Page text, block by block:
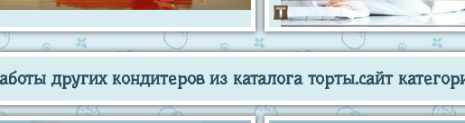
других кондитеров из каталога торты.сайт